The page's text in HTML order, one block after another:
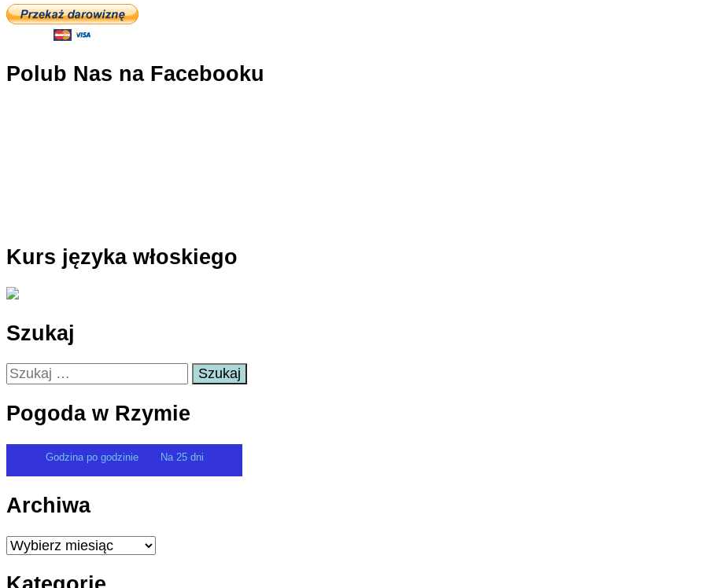
Polub Nas na Facebooku
Kurs języka włoskiego
Szukaj
Szukaj:
Pogoda w Rzymie
Godzina po godzinie Na 25 dni
Archiwa
Archiwa